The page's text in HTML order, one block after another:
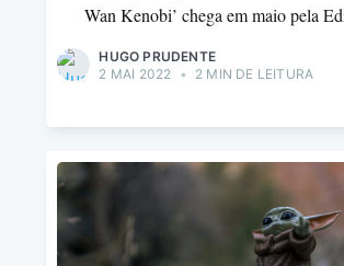
Wan Kenobi’ chega em maio pela
HUGO PRUDENTE
2 MAI 2022
• 2 MIN DE LEITURA